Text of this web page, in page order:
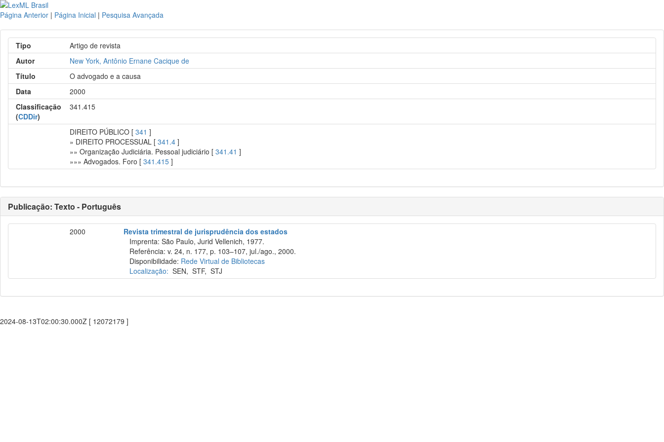
Página Anterior | Página Inicial | Pesquisa Avançada
Tipo
Artigo de revista
Autor
New York, Antônio Ernane Cacique de
Título
O advogado e a causa
Data
2000
Classificação
(CDDir)
341.415
DIREITO PÚBLICO [341 ]
» DIREITO PROCESSUAL [341.4 ]
»» Organização Judiciária. Pessoal judiciário [341.41 ]
»»» Advogados. Foro [341.415 ]
Publicação: Texto - Português
2000
Revista trimestral de jurisprudência dos estados
Imprenta: São Paulo, Jurid Vellenich, 1977.
Referência: v. 24, n. 177, p. 103–107, jul./ago., 2000.
Disponibilidade: Rede Virtual de Bibliotecas
Localização: SEN,STF,STJ
2024-08-13T02:00:30.000Z [ 12072179 ]